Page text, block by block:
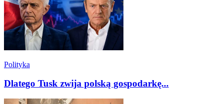
Polityka
Dlatego Tusk zwija polską gospodarkę...